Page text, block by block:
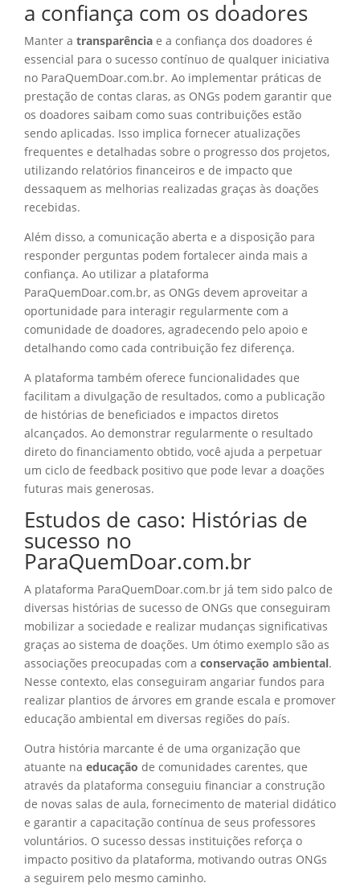
a confiança com os doadores
Manter a transparência e a confiança dos doadores é
essencial para o sucesso contínuo de qualquer iniciativa
no ParaQuemDoar.com.br. Ao implementar práticas de
prestação de contas claras, as ONGs podem garantir que
os doadores saibam como suas contribuições estão
sendo aplicadas. Isso implica fornecer atualizações
frequentes e detalhadas sobre o progresso dos projetos,
utilizando relatórios financeiros e de impacto que
dessaquem as melhorias realizadas graças às doações
recebidas.
Além disso, a comunicação aberta e a disposição para
responder perguntas podem fortalecer ainda mais a
confiança. Ao utilizar a plataforma
ParaQuemDoar.com.br, as ONGs devem aproveitar a
oportunidade para interagir regularmente com a
comunidade de doadores, agradecendo pelo apoio e
detalhando como cada contribuição fez diferença.
A plataforma também oferece funcionalidades que
facilitam a divulgação de resultados, como a publicação
de histórias de beneficiados e impactos diretos
alcançados. Ao demonstrar regularmente o resultado
direto do financiamento obtido, você ajuda a perpetuar
um ciclo de feedback positivo que pode levar a doações
futuras mais generosas.
Estudos de caso: Histórias de
sucesso no
ParaQuemDoar.com.br
A plataforma ParaQuemDoar.com.br já tem sido palco de
diversas histórias de sucesso de ONGs que conseguiram
mobilizar a sociedade e realizar mudanças significativas
graças ao sistema de doações. Um ótimo exemplo são as
associações preocupadas com a conservação ambiental.
Nesse contexto, elas conseguiram angariar fundos para
realizar plantios de árvores em grande escala e promover
educação ambiental em diversas regiões do país.
Outra história marcante é de uma organização que
atuante na educação de comunidades carentes, que
através da plataforma conseguiu financiar a construção
de novas salas de aula, fornecimento de material didático
e garantir a capacitação contínua de seus professores
voluntários. O sucesso dessas instituições reforça o
impacto positivo da plataforma, motivando outras ONGs
a seguirem pelo mesmo caminho.